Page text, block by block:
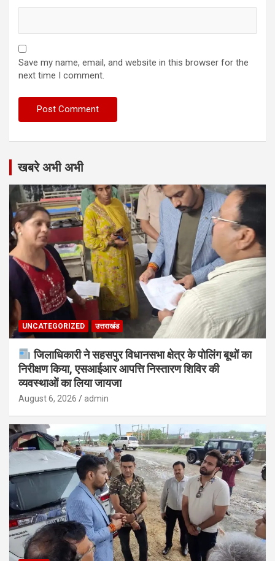
Save my name, email, and website in this browser for the
next time I comment.
खबरे अभी अभी
UNCATEGORIZED उत्तराखंड
जिलाधिकारी ने सहसपुर विधानसभा क्षेत्र के पोलिंग बूथों का
निरीक्षण किया, एसआईआर आपत्ति निस्तारण शिविर की
व्यवस्थाओं का लिया जायजा
August 6, 2026 admin